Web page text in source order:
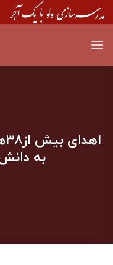
Skip
to
به